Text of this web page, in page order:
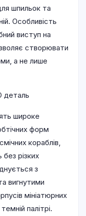
шпильок та
Особливість
виступ на
створювати
а не лише
деталь
широке
форм
кораблів,
різких
з
вигнутими
мініатюрних
палітрі.